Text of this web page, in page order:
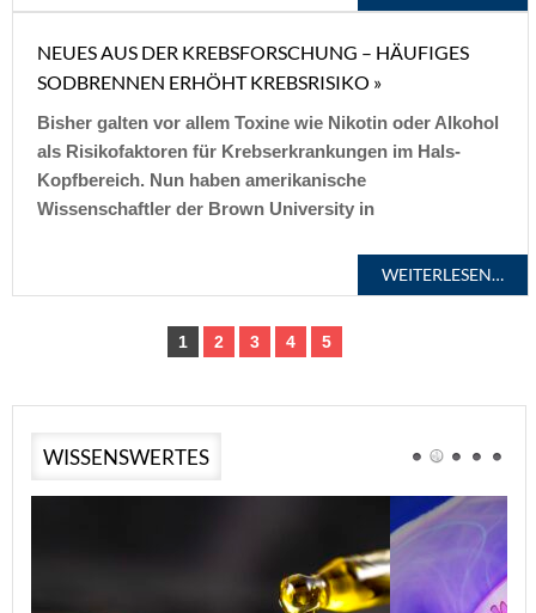
NEUES AUS DER KREBSFORSCHUNG – HÄUFIGES
SODBRENNEN ERHÖHT KREBSRISIKO »
Bisher galten vor allem Toxine wie Nikotin oder Alkohol
als Risikofaktoren für Krebserkrankungen im Hals-
Kopfbereich. Nun haben amerikanische
Wissenschaftler der Brown University in
WEITERLESEN…
1 2 3 4 5
WISSENSWERTES